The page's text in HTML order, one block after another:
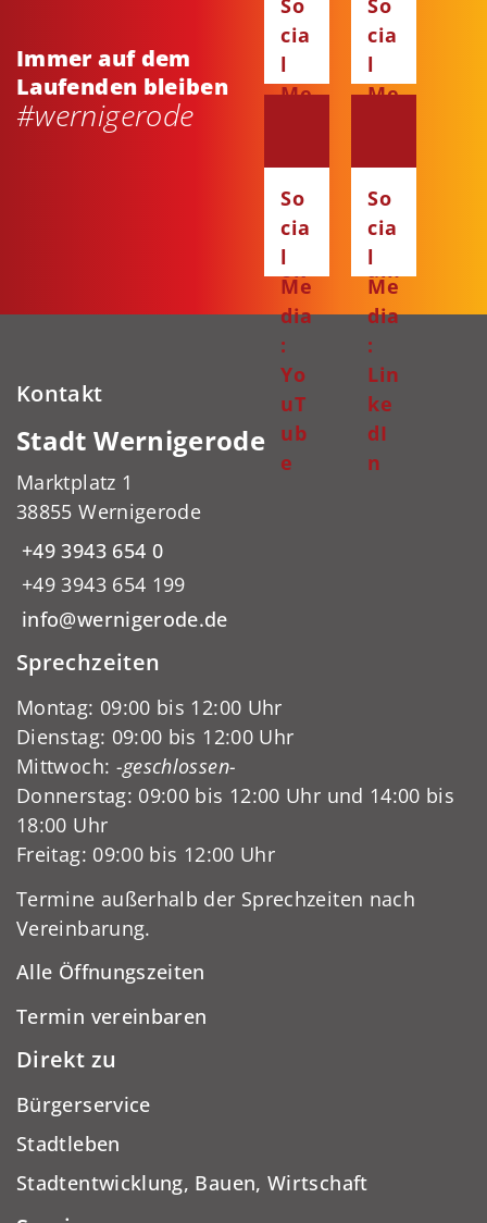
Immer auf dem
Laufenden bleiben
#wernigerode
cia
l
Me
ce
bo
ok
cia
l
Me
ta
gr
am
So
cia
l
Me
dia
:
Yo
uT
ub
e
So
cia
l
Me
dia
:
Lin
ke
dI
n
Kontakt
Stadt Wernigerode
Marktplatz 1
38855 Wernigerode
+49 3943 654 0
+49 3943 654 199
info@wernigerode.de
Sprechzeiten
Montag: 09:00 bis 12:00 Uhr
Dienstag: 09:00 bis 12:00 Uhr
Mittwoch: -geschlossen-
Donnerstag: 09:00 bis 12:00 Uhr und 14:00 bis
18:00 Uhr
Freitag: 09:00 bis 12:00 Uhr
Termine außerhalb der Sprechzeiten nach
Vereinbarung.
Alle Öffnungszeiten
Termin vereinbaren
Direkt zu
Bürgerservice
Stadtleben
Stadtentwicklung, Bauen, Wirtschaft